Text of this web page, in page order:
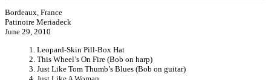
Bordeaux, France
Patinoire Meriadeck
June 29, 2010
1. Leopard-Skin Pill-Box Hat
2. This Wheel’s On Fire (Bob on harp)
3. Just Like Tom Thumb’s Blues (Bob on guitar)